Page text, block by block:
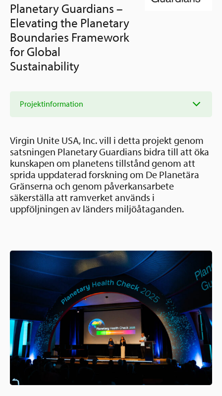
Utlysningar
Samhällsentreprenörskap
Ansök
Ansökningsguide
Rekommendationer
Frågor och svar
Sverige och övriga världen
Grannskapsinitiativet
Om oss
Uppdrag
Hur vi arbetar
Medarbetare & styrelse
Pressrum
Nyheter & kalenderhändelser
Postkodlotteriet
Planetary Guardians –
Elevating the Planetary
Boundaries Framework
for Global
Sustainability
Projektinformation
Virgin Unite USA, Inc. vill i detta projekt genom
satsningen Planetary Guardians bidra till att öka
kunskapen om planetens tillstånd genom att
sprida uppdaterad forskning om De Planetära
Gränserna och genom påverkansarbete
säkerställa att ramverket används i
uppföljningen av länders miljöåtaganden.